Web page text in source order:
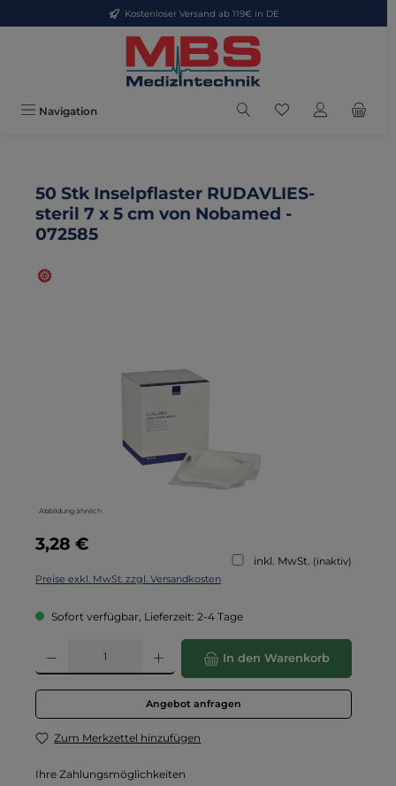
Zum Hauptinhalt springenKostenloser Versand ab 119€ in DE
Navigation Du hast 0
50 Stk Inselpflaster RUDAVLIES-
steril 7 x 5 cm von Nobamed -
072585
Abbildung ähnlich
Regulärer Preis:
3,28 €
inkl. MwSt. (inaktiv)
Preise exkl. MwSt. zzgl. Versandkosten
Sofort verfügbar, Lieferzeit: 2-4 Tage
Produkt Anzahl: Gib den gewünschten Wert ein oder benutze die
In den Warenkorb
Angebot anfragen
Zum Merkzettel hinzufügen
Ihre Zahlungsmöglichkeiten